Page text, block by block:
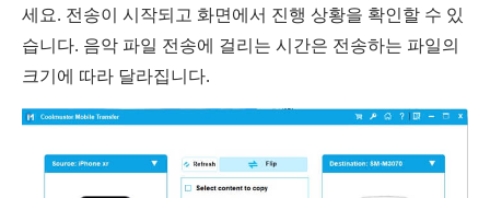
세요. 전송이 시작되고 화면에서 진행 상황을 확인할 수 있
습니다. 음악 파일 전송에 걸리는 시간은 전송하는 파일의
크기에 따라 달라집니다.